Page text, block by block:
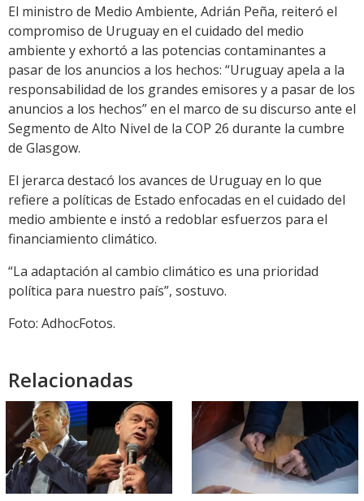
Link
El ministro de Medio Ambiente, Adrián Peña, reiteró el
compromiso de Uruguay en el cuidado del medio
ambiente y exhortó a las potencias contaminantes a
pasar de los anuncios a los hechos: “Uruguay apela a la
responsabilidad de los grandes emisores y a pasar de los
anuncios a los hechos” en el marco de su discurso ante el
Segmento de Alto Nivel de la COP 26 durante la cumbre
de Glasgow.
El jerarca destacó los avances de Uruguay en lo que
refiere a políticas de Estado enfocadas en el cuidado del
medio ambiente e instó a redoblar esfuerzos para el
financiamiento climático.
“La adaptación al cambio climático es una prioridad
política para nuestro país”, sostuvo.
Foto: AdhocFotos.
Relacionadas